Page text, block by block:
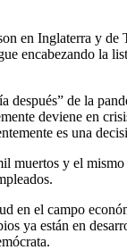
en Inglaterra y
encabezando la
de la
deviene en
es una
muertos y el
el campo
ya están en